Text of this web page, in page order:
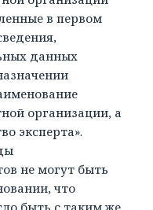
в первом
данных
организации, а
эксперта».
не могут быть
что